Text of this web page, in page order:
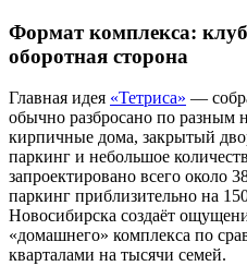
Формат комплекса:
оборотная сторона
Главная идея «Тетриса» —
обычно разбросано по разным
кирпичные дома, закрытый
паркинг и небольшое
запроектировано всего около
паркинг приблизительно на
Новосибирска создаёт
«домашнего» комплекса по
кварталами на тысячи семей.